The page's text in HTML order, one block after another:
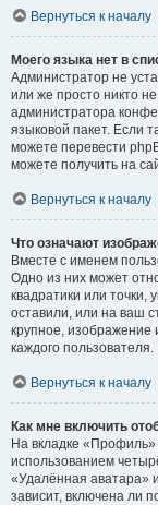
Вернуться к началу
Моего языка нет в
Администратор не
или же просто никто
администратора
языковой пакет. Если
можете перевести
можете получить на
Вернуться к началу
Что означают
Вместе с именем
Одно из них может
квадратики или
оставили, или на ваш
крупное, изображение
каждого пользователя.
Вернуться к началу
Как мне включить
На вкладке
использованием
«Удалённая аватара»
зависит, включена ли